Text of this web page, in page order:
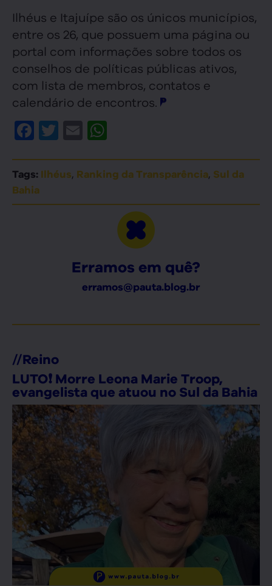
Ilhéus e Itajuípe são os únicos municípios,
entre os 26, que possuem uma página ou
portal com informações sobre todos os
conselhos de políticas públicas ativos,
com lista de membros, contatos e
calendário de encontros.
Facebook
Twitter
Email
Tags: Ilhéus, Ranking da Transparência, Sul da
Bahia
Erramos em quê?
erramos@pauta.blog.br
//Reino
LUTO❗ Morre Leona Marie Troop,
evangelista que atuou no Sul da Bahia